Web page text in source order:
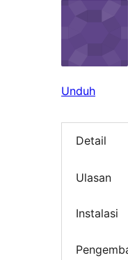
Unduh
Detail
Ulasan
Instalasi